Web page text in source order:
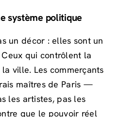
système politique
un décor : elles sont un
Ceux qui contrôlent la
ville. Les commerçants
maîtres de Paris —
les artistes, pas les
que le pouvoir réel